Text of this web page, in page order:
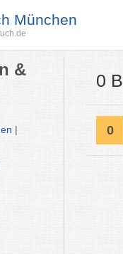
München
&
|
0
0